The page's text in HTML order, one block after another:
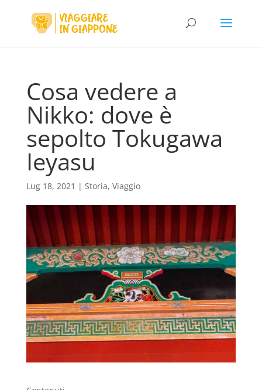
Cosa vedere a
Nikko: dove è
sepolto Tokugawa
Ieyasu
Lug 18, 2021 | Storia, Viaggio